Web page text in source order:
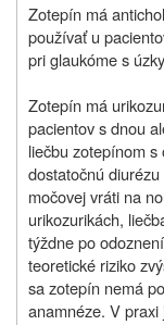
Zotepín má
používať u
pri glaukóme s
Zotepín má
pacientov s dnou
liečbu zotepínom
dostatočnú
močovej vráti na
urikozurikách,
týždne po
teoretické riziko
sa zotepín nemá
anamnéze. V